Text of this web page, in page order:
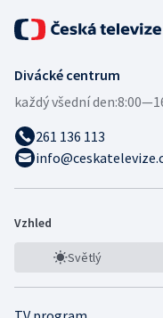
Divácké centrum
každý všední den:
261 136 113
Vzhled
Světlý